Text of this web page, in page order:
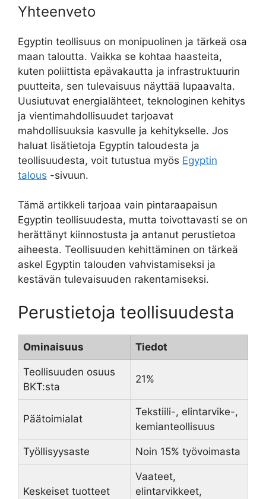
Yhteenveto
Egyptin teollisuus on monipuolinen ja tärkeä osa
maan taloutta. Vaikka se kohtaa haasteita,
kuten poliittista epävakautta ja infrastruktuurin
puutteita, sen tulevaisuus näyttää lupaavalta.
Uusiutuvat energialähteet, teknologinen kehitys
ja vientimahdollisuudet tarjoavat
mahdollisuuksia kasvulle ja kehitykselle. Jos
haluat lisätietoja Egyptin taloudesta ja
teollisuudesta, voit tutustua myös Egyptin
talous -sivuun.
Tämä artikkeli tarjoaa vain pintaraapaisun
Egyptin teollisuudesta, mutta toivottavasti se on
herättänyt kiinnostusta ja antanut perustietoa
aiheesta. Teollisuuden kehittäminen on tärkeä
askel Egyptin talouden vahvistamiseksi ja
kestävän tulevaisuuden rakentamiseksi.
Perustietoja teollisuudesta
Ominaisuus Tiedot
Teollisuuden osuus
BKT:sta
21%
Päätoimialat
Tekstiili-, elintarvike-,
kemianteollisuus
Työllisyysaste Noin 15% työvoimasta
Keskeiset tuotteet
Vaateet,
elintarvikkeet,